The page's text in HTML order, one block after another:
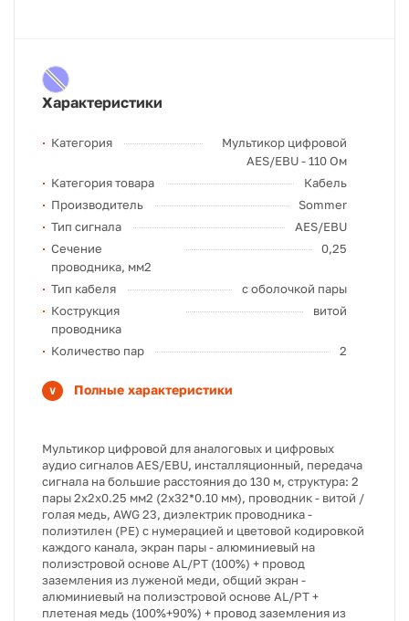
Характеристики
Категория
Мультикор цифровой
AES/EBU - 110 Ом
Категория товара
Кабель
Производитель
Sommer
Тип сигнала
AES/EBU
Сечение
проводника, мм2
0,25
Тип кабеля
с оболочкой пары
Кострукция
проводника
витой
Количество пар 2
Полные характеристики
Мультикор цифровой для аналоговых и цифровых
аудио сигналов AES/EBU, инсталляционный, передача
сигнала на большие расстояния до 130 м, структура: 2
пары 2х2х0.25 мм2 (2х32*0.10 мм), проводник - витой /
голая медь, AWG 23, диэлектрик проводника -
полиэтилен (PE) с нумерацией и цветовой кодировкой
каждого канала, экран пары - алюминиевый на
полиэстровой основе AL/PT (100%) + провод
заземления из луженой меди, общий экран -
алюминиевый на полиэстровой основе AL/PT +
плетеная медь (100%+90%) + провод заземления из